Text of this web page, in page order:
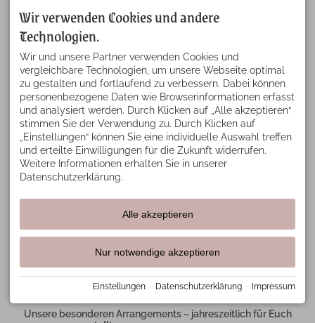
Unser Tipp für Euch ...
Unsere besonderen Arrangements – jahreszeitlich für Euch
Wir verwenden Cookies und andere
Technologien.
Wir und unsere Partner verwenden Cookies und
vergleichbare Technologien, um unsere Webseite optimal
zu gestalten und fortlaufend zu verbessern. Dabei können
personenbezogene Daten wie Browserinformationen erfasst
und analysiert werden. Durch Klicken auf „Alle akzeptieren“
stimmen Sie der Verwendung zu. Durch Klicken auf
„Einstellungen“ können Sie eine individuelle Auswahl treffen
und erteilte Einwilligungen für die Zukunft widerrufen.
Weitere Informationen erhalten Sie in unserer
Datenschutzerklärung.
Alle akzeptieren
Nur notwendige akzeptieren
Einstellungen · Datenschutzerklärung · Impressum